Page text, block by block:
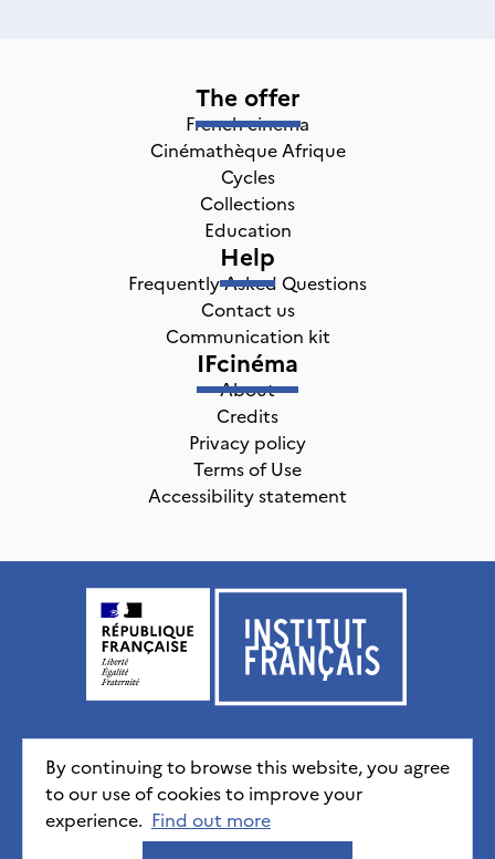
By continuing to browse this website, you agree
to our use of cookies to improve your
experience. Find out more
The offer
French cinema
Cinémathèque Afrique
Cycles
Collections
Education
Help
Frequently Asked Questions
Contact us
Communication kit
IFcinéma
About
Credits
Privacy policy
Terms of Use
Accessibility statement
Institut français, tous droits réservés 2026
Credits Privacy policy CGU